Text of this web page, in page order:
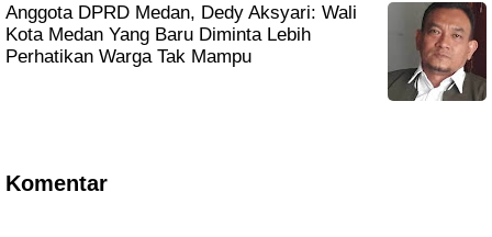
Anggota DPRD Medan, Dedy Aksyari: Wali
Kota Medan Yang Baru Diminta Lebih
Perhatikan Warga Tak Mampu
Komentar